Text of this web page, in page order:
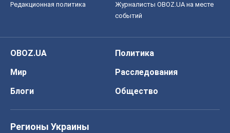
Редакционная политика
Журналисты OBOZ.UA на месте
событий
OBOZ.UA
Политика
Мир
Расследования
Блоги
Общество
Регионы Украины